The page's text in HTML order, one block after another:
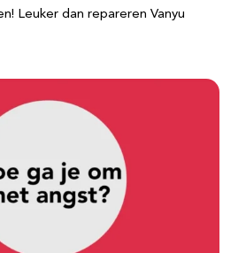
Leuker dan repareren Vanyu